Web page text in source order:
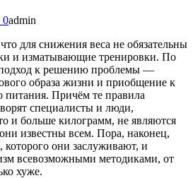
0admin
для снижения веса не обязательны
и изматывающие тренировки. По
к решению проблемы —
образа жизни и приобщение к
Причём те правила
специалисты и люди,
и больше килограмм, не являются
известны всем. Пора, наконец,
они заслуживают, и
всевозможными методиками, от
хуже.